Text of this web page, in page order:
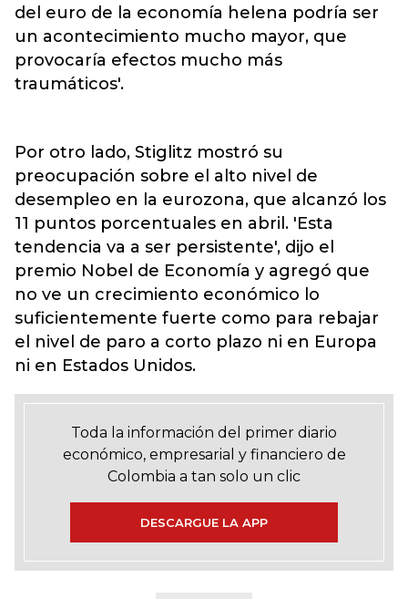
del euro de la economía helena podría ser
un acontecimiento mucho mayor, que
provocaría efectos mucho más
traumáticos'.
Por otro lado, Stiglitz mostró su
preocupación sobre el alto nivel de
desempleo en la eurozona, que alcanzó los
11 puntos porcentuales en abril. 'Esta
tendencia va a ser persistente', dijo el
premio Nobel de Economía y agregó que
no ve un crecimiento económico lo
suficientemente fuerte como para rebajar
el nivel de paro a corto plazo ni en Europa
ni en Estados Unidos.
Toda la información del primer diario
económico, empresarial y financiero de
Colombia a tan solo un clic
DESCARGUE LA APP